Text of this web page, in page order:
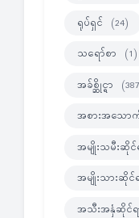
ရုပ်ရှင် (24)
သရော်စာ (1)
အခ်စ္ဆိုင္ရာ
အစားအသော
အမျိုးသမီးဆိုင်
အမျိုးသားဆိုင်
အသီးအနှံဆိုင်ရ